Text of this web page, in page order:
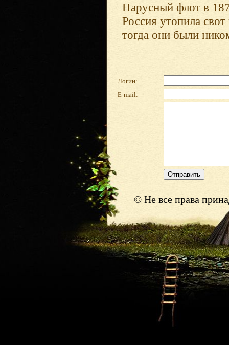
Парусный флот в
Россия утопила
тогда они были
Логин:
E-mail:
© Не все права